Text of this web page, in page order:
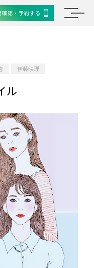
確認・予約する
伊藤映理
ル